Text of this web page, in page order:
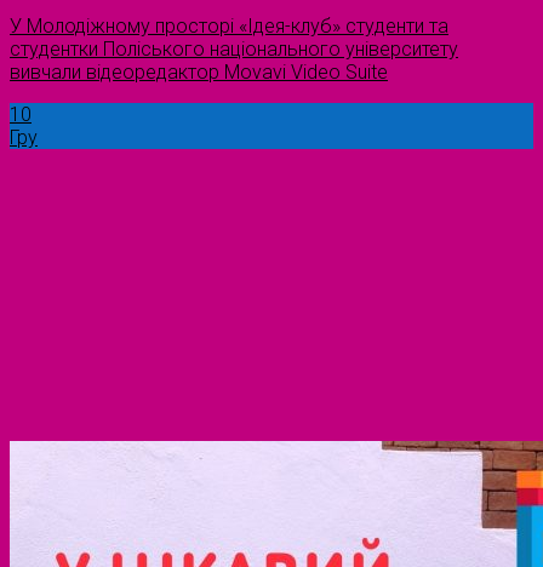
У Молодіжному просторі «Ідея-клуб» студенти та
студентки Поліського національного університету
вивчали відеоредактор Movavi Video Suite
10
Гру